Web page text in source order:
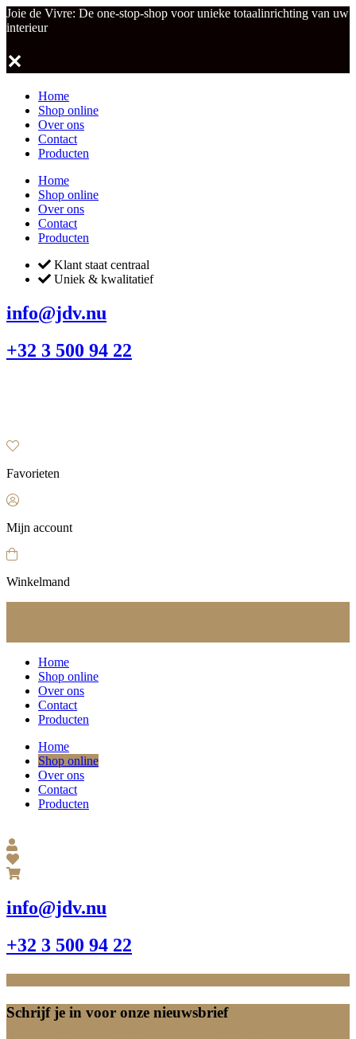
Joie de Vivre: De one-stop-shop voor unieke totaalinrichting van uw
interieur
✕
Home
Shop online
Over ons
Contact
Producten
Home
Shop online
Over ons
Contact
Producten
Klant staat centraal
Uniek & kwalitatief
info@jdv.nu
+32 3 500 94 22
Favorieten
Mijn account
Winkelmand
Home
Shop online
Over ons
Contact
Producten
Home
Shop online
Over ons
Contact
Producten
info@jdv.nu
+32 3 500 94 22
Schrijf je in voor onze nieuwsbrief